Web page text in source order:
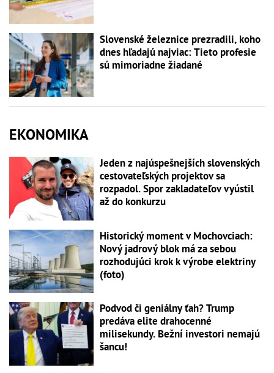
Slovenské železnice prezradili, koho
dnes hľadajú najviac: Tieto profesie
sú mimoriadne žiadané
EKONOMIKA
Jeden z najúspešnejších slovenských
cestovateľských projektov sa
rozpadol. Spor zakladateľov vyústil
až do konkurzu
Historický moment v Mochovciach:
Nový jadrový blok má za sebou
rozhodujúci krok k výrobe elektriny
(foto)
Podvod či geniálny ťah? Trump
predáva elite drahocenné
milisekundy. Bežní investori nemajú
šancu!